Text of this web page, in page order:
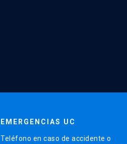
EMERGENCIAS UC
Teléfono en caso de accidente o